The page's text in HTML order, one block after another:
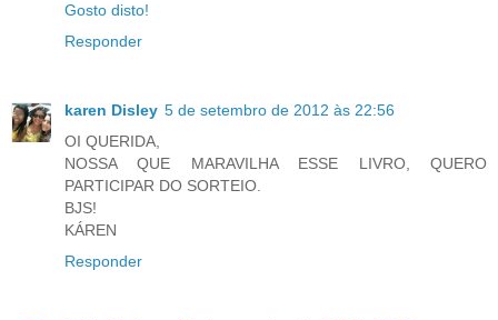
Gosto disto!
Responder
karen Disley 5 de setembro de 2012 às 22:56
OI QUERIDA,
NOSSA QUE MARAVILHA ESSE LIVRO, QUERO
PARTICIPAR DO SORTEIO.
BJS!
KÁREN
Responder